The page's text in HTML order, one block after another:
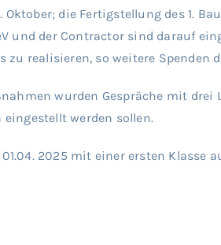
die Fertigstellung des 1.
und der Contractor sind darauf
zu realisieren, so weitere Spenden
wurden Gespräche mit drei
werden sollen.
2025 mit einer ersten Klasse